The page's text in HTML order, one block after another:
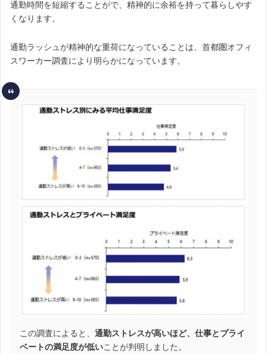
通勤時間を短縮することがで、精神的に余裕を持って暮らしやす
くなります。
通勤ラッシュが精神的な重荷になっていることは、首都圏オフィ
スワーカー調査により明らかになっています。
この調査によると、 通勤ストレスが高いほど、仕事とプライ
ベートの満足度が低いことが判明しました。